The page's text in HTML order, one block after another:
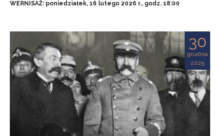
WERNISAŻ: poniedziałek, 16 lutego 2026 r., godz. 18:00
30
grudnia
2025